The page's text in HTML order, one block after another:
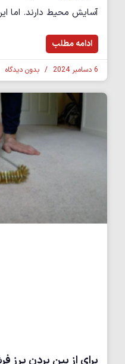
آسایش محیط دارند. اما
ادامه مطلب
6 دسامبر 2024 بدون دیدگاه
برای از بین بردن پرز